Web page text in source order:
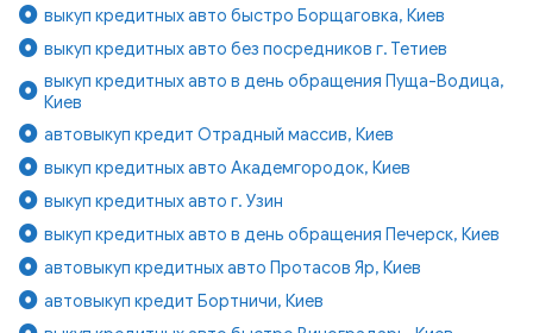
выкуп кредитных авто быстро Борщаговка, Киев
выкуп кредитных авто без посредников г. Тетиев
выкуп кредитных авто в день обращения Пуща-Водица,
Киев
автовыкуп кредит Отрадный массив, Киев
выкуп кредитных авто Академгородок, Киев
выкуп кредитных авто г. Узин
выкуп кредитных авто в день обращения Печерск, Киев
автовыкуп кредитных авто Протасов Яр, Киев
автовыкуп кредит Бортничи, Киев